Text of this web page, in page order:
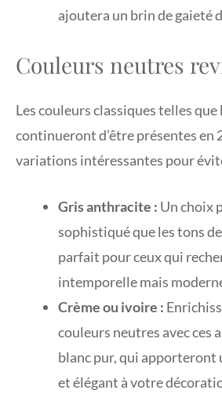
ajoutera un brin de gaieté
Couleurs neutres
Les couleurs classiques telles que
continueront d’être présentes en
variations intéressantes pour
Gris anthracite : Un choix
sophistiqué que les tons
parfait pour ceux qui
intemporelle mais
Crème ou ivoire :
couleurs neutres avec ces
blanc pur, qui apporteront
et élégant à votre